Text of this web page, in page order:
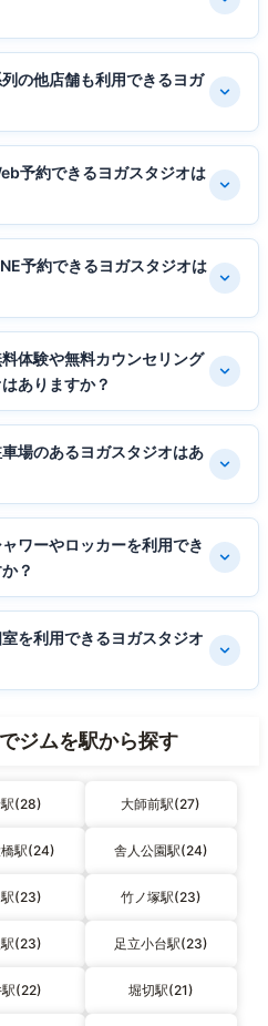
の他店舗も利用できるヨガ
予約できるヨガスタジオは
予約できるヨガスタジオは
体験や無料カウンセリング
ありますか？
場のあるヨガスタジオはあ
ワーやロッカーを利用でき
？
を利用できるヨガスタジオ
ジムを駅から探す
(28) 大師前駅(27)
駅(24) 舎人公園駅(24)
(23) 竹ノ塚駅(23)
(23) 足立小台駅(23)
駅(22) 堀切駅(21)